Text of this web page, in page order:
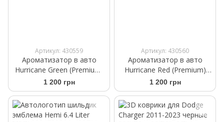
Артикул: 430559
Ароматизатор в авто
Hurricane Green (Premium)
Аромасаше на дефлектор
1 200 грн
Артикул: 430560
Ароматизатор в авто
Hurricane Red (Premium)
Аромасаше на дефлектор
1 200 грн